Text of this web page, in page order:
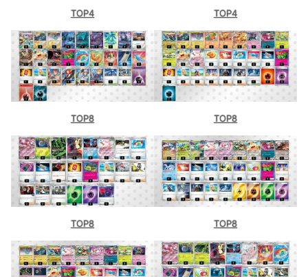
TOP4 TOP4
TOP8 TOP8
TOP8 TOP8